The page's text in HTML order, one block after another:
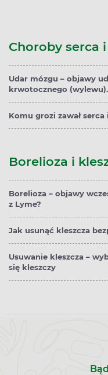
Choroby serca
Udar mózgu – objawy
krwotocznego
Komu grozi zawał
Borelioza i
Borelioza – objawy
z Lyme?
Jak usunąć kleszcza
Usuwanie kleszcza –
się kleszczy